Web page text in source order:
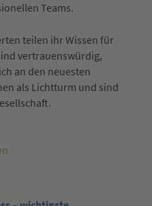
Teams.
teilen ihr Wissen für
vertrauenswürdig,
an den neuesten
als Lichtturm und sind